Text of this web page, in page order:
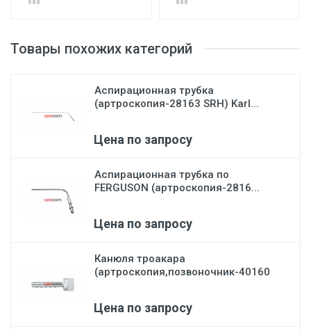
Товары похожих категорий
Аспирационная трубка
(артроскопия-28163 SRH) Karl...
Цена по запросу
Аспирационная трубка по
FERGUSON (артроскопия-2816...
Цена по запросу
Канюля троакара
(артроскопия,позвоночник-40160
Цена по запросу